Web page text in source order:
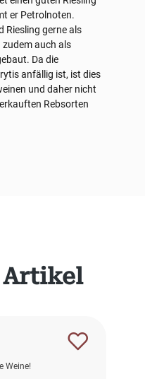
Weine!
er Petrolnoten.
Riesling gerne als
auch als
Da die
anfällig ist, ist dies
und daher nicht
Rebsorten